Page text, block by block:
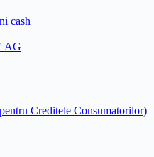
cash
AG
Creditele Consumatorilor)